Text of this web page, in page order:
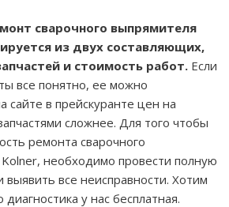
сварочного выпрямителя
из двух составляющих,
и стоимость работ. Если
все понятно, ее можно
сайте в прейскуранте цен на
сложнее. Для того чтобы
ремонта сварочного
необходимо провести полную
выявить все неисправности. Хотим
у нас бесплатная.